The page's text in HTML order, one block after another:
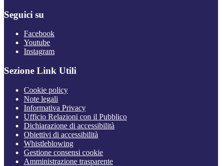
Seguici su
Facebook
Youtube
Instagram
Sezione Link Utili
Cookie policy
Note legali
Informativa Privacy
Ufficio Relazioni con il Pubblico
Dichiarazione di accessibilità
Obiettivi di accessibilità
Whistleblowing
Gestione consensi cookie
Amministrazione trasparente